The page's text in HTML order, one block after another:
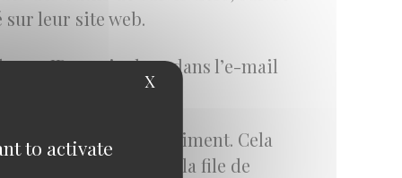
to activate
XHide cookie banner
sur leur site web.
IP sera incluse dans l’e-mail
conservés indéfiniment. Cela
de les laisser dans la file de